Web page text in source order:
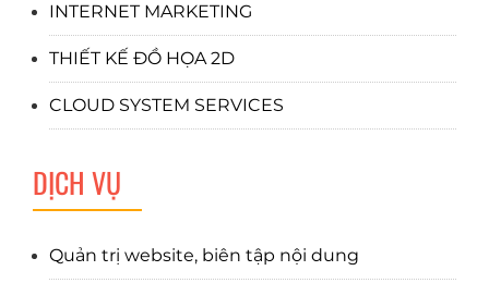
INTERNET MARKETING
THIẾT KẾ ĐỒ HỌA 2D
CLOUD SYSTEM SERVICES
DỊCH VỤ
Quản trị website, biên tập nội dung